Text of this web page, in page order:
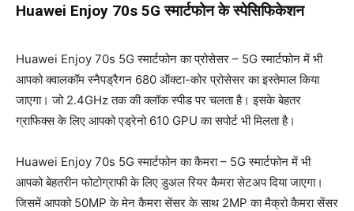
Huawei Enjoy 70s 5G स्मार्टफोन के स्पेसिफिकेशन
Huawei Enjoy 70s 5G स्मार्टफोन का प्रोसेसर – 5G स्मार्टफोन में भी
आपको क्वालकॉम स्नैपड्रैगन 680 ऑक्टा-कोर प्रोसेसर का इस्तेमाल किया
जाएगा। जो 2.4GHz तक की क्लॉक स्पीड पर चलता है। इसके बेहतर
ग्राफिक्स के लिए आपको एड्रेनो 610 GPU का सपोर्ट भी मिलता है।
Huawei Enjoy 70s 5G स्मार्टफोन का कैमरा – 5G स्मार्टफोन में भी
आपको बेहतरीन फोटोग्राफी के लिए डुअल रियर कैमरा सेटअप दिया जाएगा।
जिसमें आपको 50MP के मेन कैमरा सेंसर के साथ 2MP का मैक्रो कैमरा सेंसर